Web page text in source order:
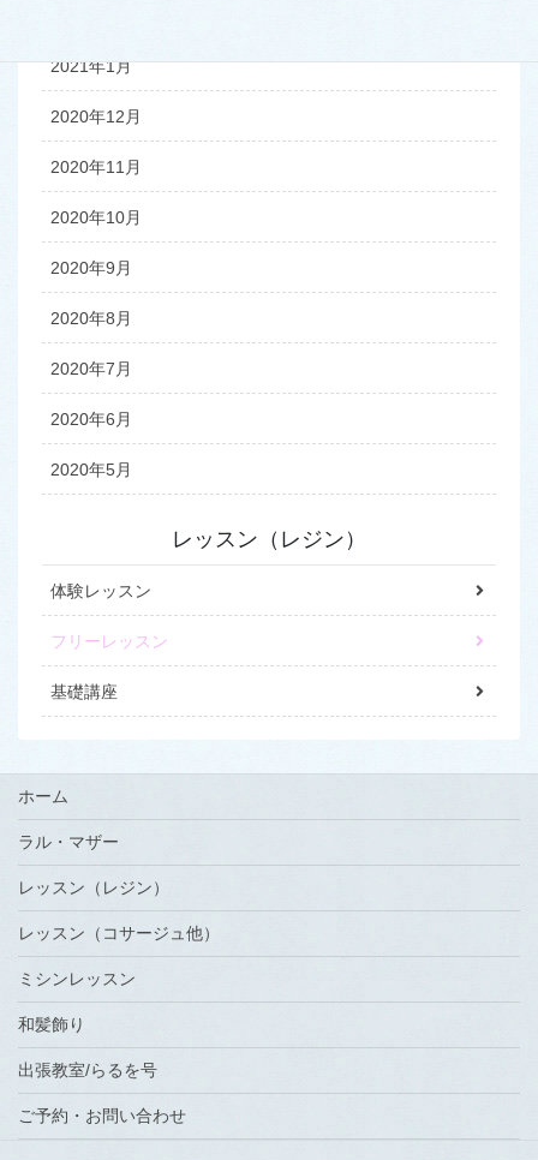
2021年1月
2020年12月
2020年11月
2020年10月
2020年9月
2020年8月
2020年7月
2020年6月
2020年5月
レッスン（レジン）
体験レッスン
フリーレッスン
基礎講座
ホーム
ラル・マザー
レッスン（レジン）
レッスン（コサージュ他）
ミシンレッスン
和髪飾り
出張教室/らるを号
ご予約・お問い合わせ